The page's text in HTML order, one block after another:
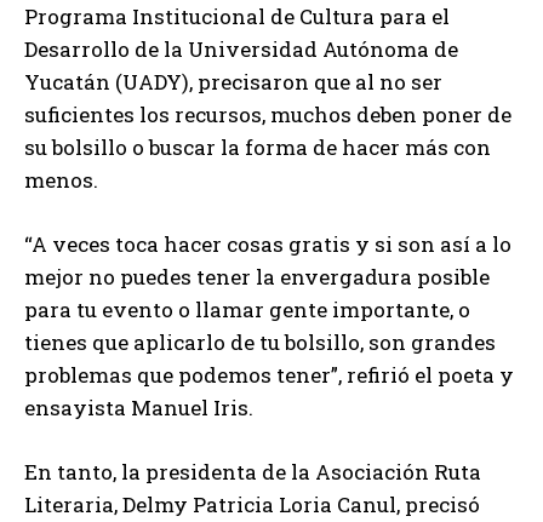
Programa Institucional de Cultura para el
Desarrollo de la Universidad Autónoma de
Yucatán (UADY), precisaron que al no ser
suficientes los recursos, muchos deben poner de
su bolsillo o buscar la forma de hacer más con
menos.
“A veces toca hacer cosas gratis y si son así a lo
mejor no puedes tener la envergadura posible
para tu evento o llamar gente importante, o
tienes que aplicarlo de tu bolsillo, son grandes
problemas que podemos tener”, refirió el poeta y
ensayista Manuel Iris.
En tanto, la presidenta de la Asociación Ruta
Literaria, Delmy Patricia Loria Canul, precisó